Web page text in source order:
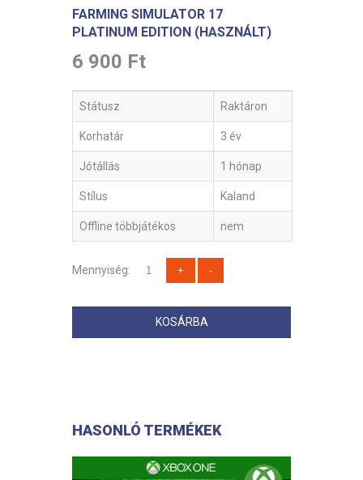
FARMING SIMULATOR 17
PLATINUM EDITION (HASZNÁLT)
6 900 Ft
Státusz Raktáron
Korhatár 3 év
Jótállás 1 hónap
Stílus Kaland
Offline többjátékos nem
Mennyiség:
KOSÁRBA
HASONLÓ TERMÉKEK